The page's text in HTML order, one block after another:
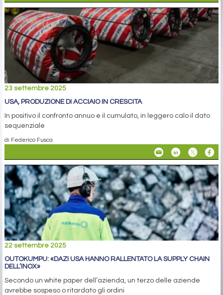
23 settembre 2025
USA, PRODUZIONE DI ACCIAIO IN CRESCITA
In positivo il confronto annuo e il cumulato, in leggero calo il dato
sequenziale
di Federico Fusca
22 settembre 2025
OUTOKUMPU: «DAZI USA HANNO RALLENTATO LA SUPPLY CHAIN
DELL’INOX»
Secondo un white paper dell’azienda, un terzo delle aziende
avrebbe sospeso o ritardato gli ordini